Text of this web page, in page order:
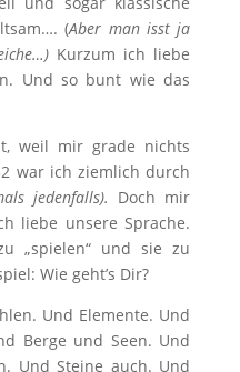
(Aber man isst ja
Kurzum ich liebe
Und so bunt wie das
weil mir grade nichts
war ich ziemlich durch
jedenfalls). Doch mir
liebe unsere Sprache.
„spielen“ und sie zu
Wie geht’s Dir?
Und Elemente. Und
Berge und Seen. Und
Und Steine auch. Und